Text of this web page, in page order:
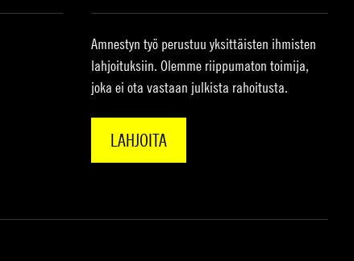
Amnestyn työ perustuu yksittäisten ihmisten
lahjoituksiin. Olemme riippumaton toimija,
joka ei ota vastaan julkista rahoitusta.
LAHJOITA